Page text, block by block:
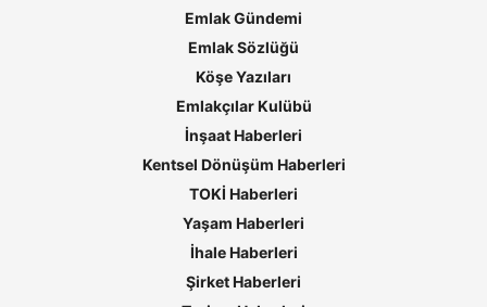
Emlak Gündemi
Emlak Sözlüğü
Köşe Yazıları
Emlakçılar Kulübü
İnşaat Haberleri
Kentsel Dönüşüm Haberleri
TOKİ Haberleri
Yaşam Haberleri
İhale Haberleri
Şirket Haberleri